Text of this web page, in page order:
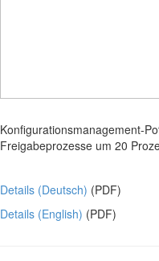
Konfigurationsmanagement-
Freigabeprozesse um 20
Details (Deutsch) (PDF)
Details (English) (PDF)